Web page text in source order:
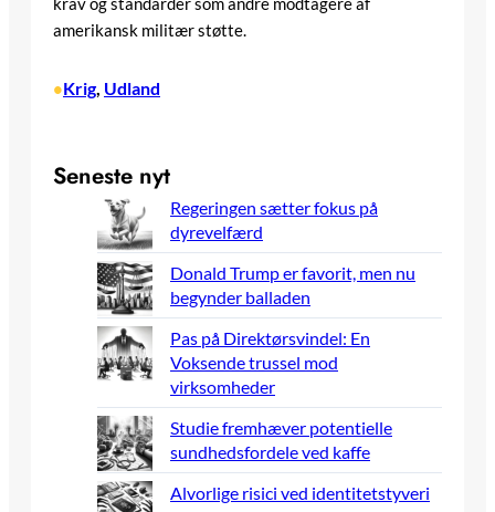
amerikansk militær støtte.
•Krig, Udland
Seneste nyt
Regeringen sætter fokus på
dyrevelfærd
Donald Trump er favorit, men nu
begynder balladen
Pas på Direktørsvindel: En
Voksende trussel mod
virksomheder
Studie fremhæver potentielle
sundhedsfordele ved kaffe
Alvorlige risici ved identitetstyveri